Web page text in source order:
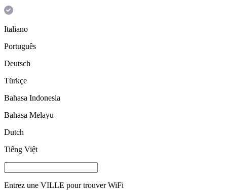
Italiano
Português
Deutsch
Türkçe
Bahasa Indonesia
Bahasa Melayu
Dutch
Tiếng Việt
Entrez une VILLE pour trouver WiFi